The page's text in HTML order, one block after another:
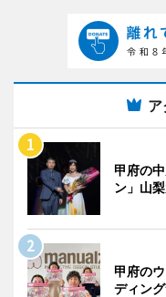
甲府の
ン」山
甲府の
ディン